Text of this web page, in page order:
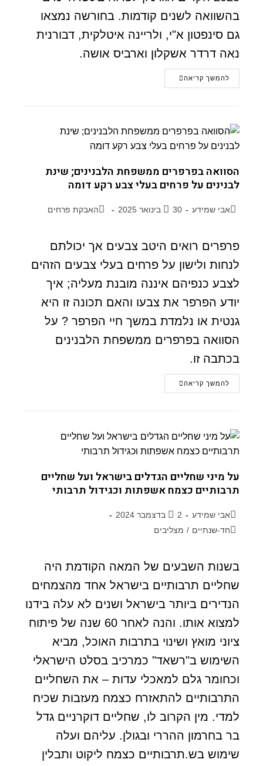
בהשוואה לשנים קודמות. בחורשה נמצאו
גם סינפטון א"י, ולריינה איטלקית, דבורנית
נאה דרדר אשקלון וארביס אושה.
להמשך קריאה
הסוואה בפרפרים ממשפחת הלבנינים; שינת
לבנינים על פרחים בעלי צבע רקע דומה
אבי שמידע 30 בינואר 2025 האבקת פרחים
פרפרים רואים היטב צבעים אך יכולתם
לנחות ולישון על פרחים בעלי צבעים הזהים
לצבע כנפיהם איננה מובנת מעליה; איך
יודע הפרפר את צבעו והאם תכונה זו היא
גנטית או נלמדת במשך חיי הפרפר ? על
הסוואה בפרפרים ממשפחת הלבנינים
בכתבה זו.
להמשך קריאה
על מיני שחליים הגדלים בישראל ועל שחליים
תרבותיים כצמח אשפתות וכגידול תרבותי
אבי שמידע
2 בדצמבר 2024
חד-שנתיים / מצליבים
בשנות השבעים של המאה הקודמת היה
שחליים תרבותיים בישראל אחד מהצמחים
הנדירים ביותר בישראל ושנים לא עלה בידנו
למצוא אותו. והנה לאחר 60 שנה של פיתוח
ציוני מואץ ושינוי בתרבות האוכל, מביא
השימוש ב"רשאד" כמרכיב בסלט הישראלי
וכחומר גלם למאכלי עדות – את השחליים
התרבותיים להתאזרח כצמח מעזבות שכיח
למדי. מין הקרוב לו, שחליים דוקרניים גדל
בר בחרמון ההררי ובגולן. עליהם ועלה
שימוש בש.תרבותיים כצמח ליקוט ותבלין